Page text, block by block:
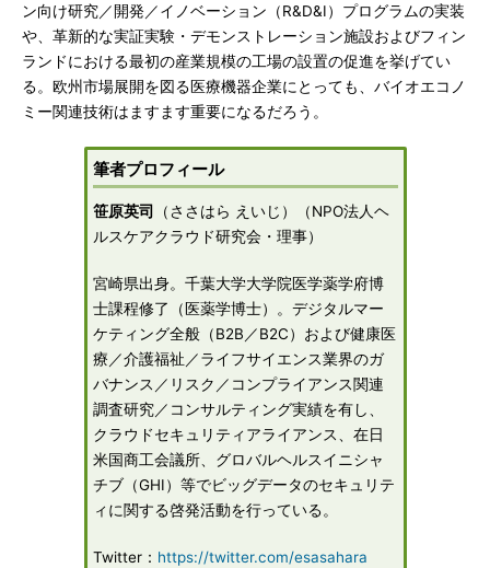
ン向け研究／開発／イノベーション（R&D&I）プログラムの実装
や、革新的な実証実験・デモンストレーション施設およびフィン
ランドにおける最初の産業規模の工場の設置の促進を挙げてい
る。欧州市場展開を図る医療機器企業にとっても、バイオエコノ
ミー関連技術はますます重要になるだろう。
筆者プロフィール
笹原英司
（ささはら えいじ）（NPO法人ヘ
ルスケアクラウド研究会・理事）
宮崎県出身。千葉大学大学院医学薬学府博
士課程修了（医薬学博士）。デジタルマー
ケティング全般（B2B／B2C）および健康医
療／介護福祉／ライフサイエンス業界のガ
バナンス／リスク／コンプライアンス関連
調査研究／コンサルティング実績を有し、
クラウドセキュリティアライアンス、在日
米国商工会議所、グロバルヘルスイニシャ
チブ（GHI）等でビッグデータのセキュリテ
ィに関する啓発活動を行っている。
Twitter： https://twitter.com/esasahara